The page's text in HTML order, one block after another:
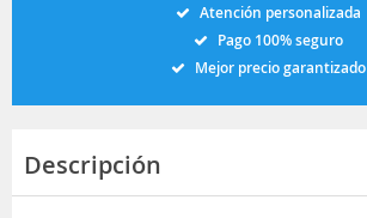
Atención personalizada
Pago 100% seguro
Mejor precio garantizado
Descripción